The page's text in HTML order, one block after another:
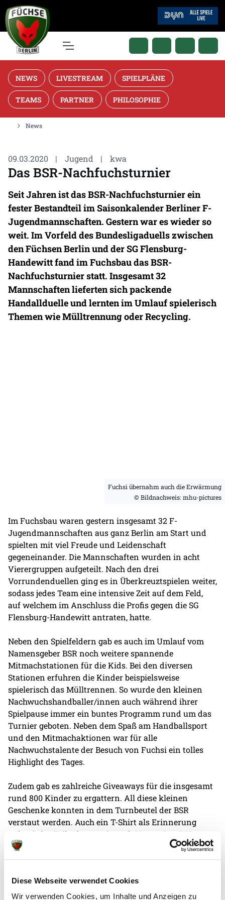
Diese Webseite verwendet Cookies
Wir verwenden Cookies, um Inhalte und Anzeigen zu
NEWS LIVESTREAM SPIELPLÄNE
TEAMS PARTNER PHILOSOPHIE
News
09.03.2020 | Jugend | kwa
Das BSR-Nachfuchsturnier
Seit Jahren ist das BSR-Nachfuchsturnier ein
fester Bestandteil im Saisonkalender Berliner F-
Jugendmannschaften. Gestern war es wieder so
weit. Im Vorfeld des Bundesligaduells zwischen
den Füchsen Berlin und der SG Flensburg-
Handewitt fand im Fuchsbau das BSR-
Nachfuchsturnier statt. Insgesamt 32
Mannschaften lieferten sich packende
Handallduelle und lernten im Umlauf spielerisch
Themen wie Mülltrennung oder Recycling.
Fuchsi übernahm auch die Erwärmung
© Bildnachweis: mhu-pictures
Im Fuchsbau waren gestern insgesamt 32 F-
Jugendmannschaften aus ganz Berlin am Start und
spielten mit viel Freude und Leidenschaft
gegeneinander. Die Mannschaften wurden in acht
Vierergruppen aufgeteilt. Nach den drei
Vorrundenduellen ging es in Überkreuztspielen weiter,
sodass jedes Team eine intensive Zeit auf dem Feld,
auf welchem im Anschluss die Profis gegen die SG
Flensburg-Handewitt antraten, hatte.
Neben den Spielfeldern gab es auch im Umlauf vom
Namensgeber BSR noch weitere spannende
Mitmachstationen für die Kids. Bei den diversen
Stationen erfuhren die Kinder beispielsweise
spielerisch das Mülltrennen. So wurde den kleinen
Nachwuchshandballer/innen auch während ihrer
Spielpause immer ein buntes Programm rund um das
Turnier geboten. Neben dem Spaß am Handballsport
und den Mitmachaktionen war für alle
Nachwuchstalente der Besuch von Fuchsi ein tolles
Highlight des Tages.
Zudem gab es zahlreiche Giveaways für die insgesamt
rund 800 Kinder zu ergattern. All diese kleinen
Geschenke konnten in dem Turnbeutel der BSR
verstaut werden. Auch ein T-Shirt als Erinnerung
nahm jeder Teilnehmer mit nach Hause. Das BSR-
Nachwuchsturnier ist seit Jahren fester Bestandteil in
der Jugendförderung der Füchse, des
Stadtreinigung. Zum Abschluss des ereignisreichen
Tages waren die Kids Teil des Bundesligaheimspiels